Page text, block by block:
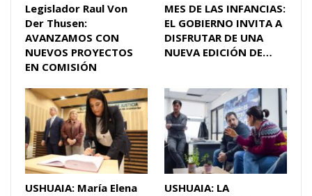
Legislador Raul Von
Der Thusen:
AVANZAMOS CON
NUEVOS PROYECTOS
EN COMISIÓN
MES DE LAS INFANCIAS:
EL GOBIERNO INVITA A
DISFRUTAR DE UNA
NUEVA EDICIÓN DE…
USHUAIA: María Elena
USHUAIA: LA